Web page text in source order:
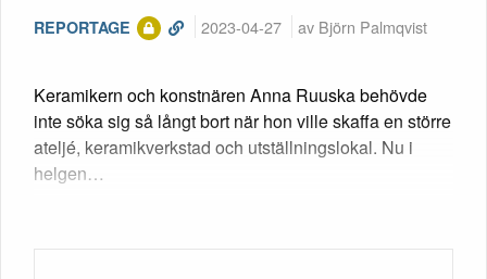
REPORTAGE 2023-04-27 av Björn Palmqvist
Keramikern och konstnären Anna Ruuska behövde
inte söka sig så långt bort när hon ville skaffa en större
ateljé, keramikverkstad och utställningslokal. Nu i
helgen…